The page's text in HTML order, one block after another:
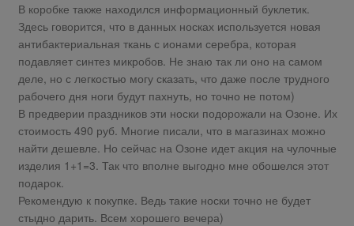
В коробке также находился информационный буклетик.
Здесь говорится, что в данных носках используется новая
антибактериальная ткань с ионами серебра, которая
подавляет синтез микробов. Не знаю так ли оно на самом
деле, но с легкостью могу сказать, что даже после трудного
рабочего дня ноги будут пахнуть, но точно не потом)
В предверии праздников эти носки подорожали на Озоне. Их
стоимость 490 руб. Многие писали, что в магазинах можно
найти дешевле. Но сейчас на Озоне идет акция на чулочные
изделия 1+1=3. Так что вполне выгодно мне обошелся этот
подарок.
Рекомендую к покупке. Ведь такие носки точно не будет
стыдно дарить. Всем хорошего вечера)